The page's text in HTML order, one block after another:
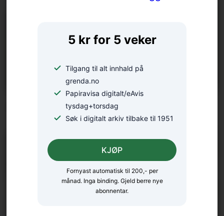
5 kr for 5 veker
Tilgang til alt innhald på
grenda.no
Papiravisa digitalt/eAvis
tysdag+torsdag
Søk i digitalt arkiv tilbake til 1951
Fornyast automatisk til 200,- per
månad. Inga binding. Gjeld berre nye
abonnentar.
KJØP
– Vi treng meir kunnskap